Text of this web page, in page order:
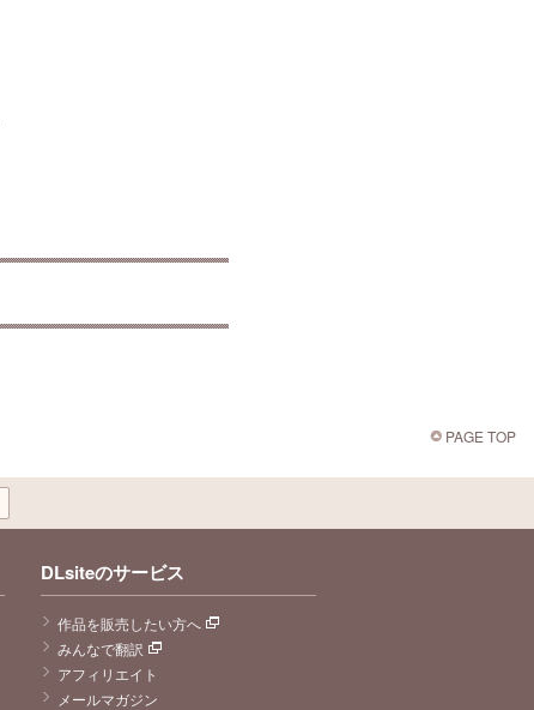
PAGE TOP
DLsiteのサービス
作品を販売したい方へ
みんなで翻訳
アフィリエイト
メールマガジン